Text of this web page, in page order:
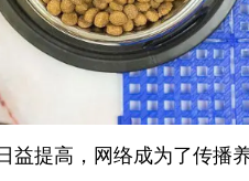
益提高，网络成为了传播